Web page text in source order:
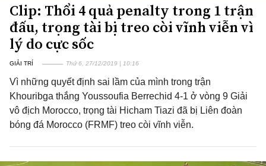
Clip: Thổi 4 quả penalty trong 1 trận
đấu, trọng tài bị treo còi vĩnh viễn vì
lý do cực sốc
GIẢI TRÍ Thứ 6, 27/12/2019 | 10:16
Vì những quyết định sai lầm của mình trong trận
Khouribga thắng Youssoufia Berrechid 4-1 ở vòng 9 Giải
vô địch Morocco, trọng tài Hicham Tiazi đã bị Liên đoàn
bóng đá Morocco (FRMF) treo còi vĩnh viễn.